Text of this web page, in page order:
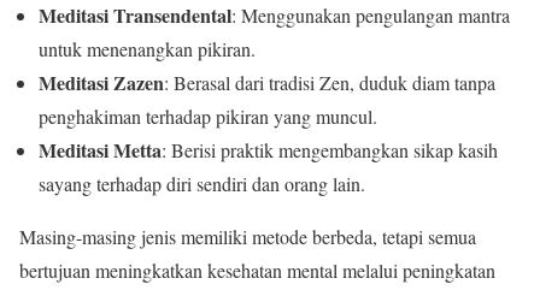
Meditasi Transendental: Menggunakan pengulangan mantra
untuk menenangkan pikiran.
Meditasi Zazen: Berasal dari tradisi Zen, duduk diam tanpa
penghakiman terhadap pikiran yang muncul.
Meditasi Metta: Berisi praktik mengembangkan sikap kasih
sayang terhadap diri sendiri dan orang lain.
Masing-masing jenis memiliki metode berbeda, tetapi semua
bertujuan meningkatkan kesehatan mental melalui peningkatan